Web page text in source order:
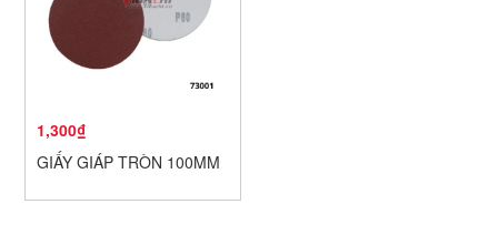
1,300₫
GIẤY GIÁP TRÒN 100MM